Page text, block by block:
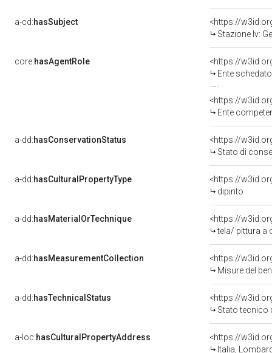
a-cd:hasSubject
<https://
Stazione Iv:
core:hasAgentRole
<https://
Ente schedatore del bene
<https://
Ente competente
a-dd:hasConservationStatus
<https://
Stato di
a-dd:hasCulturalPropertyType
<https://
dipinto
a-dd:hasMaterialOrTechnique
<https://
tela/ pittura a
a-dd:hasMeasurementCollection
<https://
Misure del
a-dd:hasTechnicalStatus
<https://
Stato tecnico
a-loc:hasCulturalPropertyAddress
<https://
Italia,